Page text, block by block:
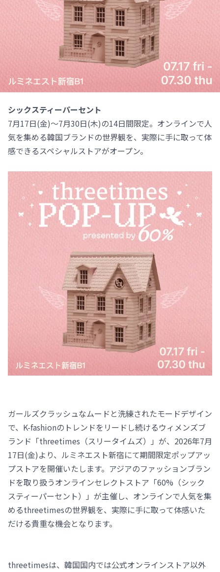
シックスティーパーセント
7月17日(金)～7月30日(木)の14日間限定。オンラインで人
気を集める韓国ブランドの世界観を、実際に手に取って体
感できるスペシャルストアがオープン。
ガールズクラッシュなムードと洗練されたモードデザイン
で、K-fashionのトレンドをリードし続けるウィメンズブ
ランド「threetimes（スリータイムズ）」が、2026年7月
17日(金)より、ルミネエスト新宿にて期間限定ポップアッ
プストアを開催いたします。アジアのファッションブラン
ドを取り扱うオンラインセレクトストア「60%（シック
スティーパーセント）」が主催し、オンラインで人気を集
めるthreetimesの世界観を、実際に手に取って体感いた
だける貴重な機会となります。
threetimesは、韓国国内では公式オンラインストア以外